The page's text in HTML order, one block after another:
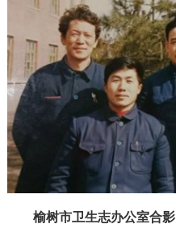
榆树市卫生志办公室合影